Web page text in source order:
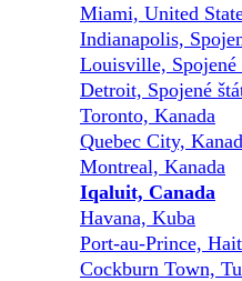
Miami, United
Indianapolis,
Louisville, Spojené
Detroit, Spojené
Toronto, Kanada
Quebec City,
Montreal, Kanada
Iqaluit, Canada
Havana, Kuba
Port-au-Prince,
Cockburn Town,